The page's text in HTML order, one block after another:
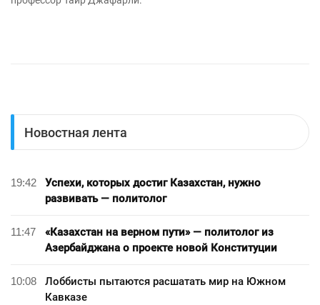
Новостная лента
19:42
Успехи, которых достиг Казахстан, нужно
развивать — политолог
11:47
«Казахстан на верном пути» — политолог из
Азербайджана о проекте новой Конституции
10:08
Лоббисты пытаются расшатать мир на Южном
Кавказе